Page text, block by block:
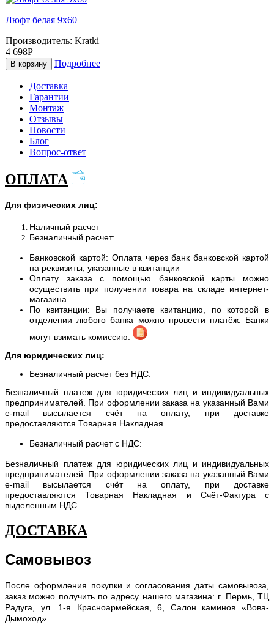
Люфт белая 9x60
Производитель: Kratki
4 698Р
В корзину Подробнее
Доставка
Гарантии
Монтаж
Отзывы
Новости
Блог
Вопрос-ответ
ОПЛАТА
Для физических лиц:
Наличный расчет
Безналичный расчет:
Банковской картой: Оплата через банк банковской картой
на реквизиты, указанные в квитанции
Оплату заказа с помощью банковской карты можно
осуществить при получении товара на складе интернет-
магазина
По квитанции: Вы получаете квитанцию, по которой в
отделении любого банка можно провести платёж. Банки
могут взимать комиссию.
Для юридических лиц:
Безналичный расчет без НДС:
Безналичный платеж для юридических лиц и индивидуальных
предпринимателей. При оформлении заказа на указанный Вами
e-mail высылается счёт на оплату, при доставке
предоставляются Товарная Накладная
Безналичный расчет с НДС:
Безналичный платеж для юридических лиц и индивидуальных
предпринимателей. При оформлении заказа на указанный Вами
e-mail высылается счёт на оплату, при доставке
предоставляются Товарная Накладная и Счёт-Фактура с
выделенным НДС
ДОСТАВКА
Самовывоз
После оформления покупки и согласования даты самовывоза,
заказ можно получить по адресу нашего магазина: г. Пермь, ТЦ
Радуга, ул. 1-я Красноармейская, 6, Салон каминов «Вова-
Дымоход»